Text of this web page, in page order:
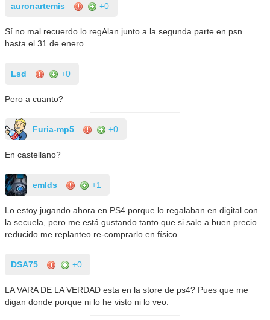
auronartemis +0
Sí no mal recuerdo lo regAlan junto a la segunda parte en psn
hasta el 31 de enero.
Lsd +0
Pero a cuanto?
Furia-mp5 +0
En castellano?
emlds +1
Lo estoy jugando ahora en PS4 porque lo regalaban en digital con
la secuela, pero me está gustando tanto que si sale a buen precio
reducido me replanteo re-comprarlo en físico.
DSA75 +0
LA VARA DE LA VERDAD esta en la store de ps4? Pues que me
digan donde porque ni lo he visto ni lo veo.